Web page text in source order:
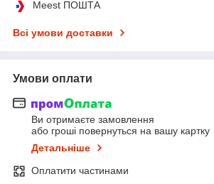
Meest ПОШТА
Всі умови доставки
Умови оплати
Ви отримаєте замовлення
або гроші повернуться на вашу картку
Детальніше
Оплатити частинами